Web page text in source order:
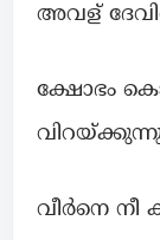
അവള്
ക്ഷോഭം
വീർനെ നീ